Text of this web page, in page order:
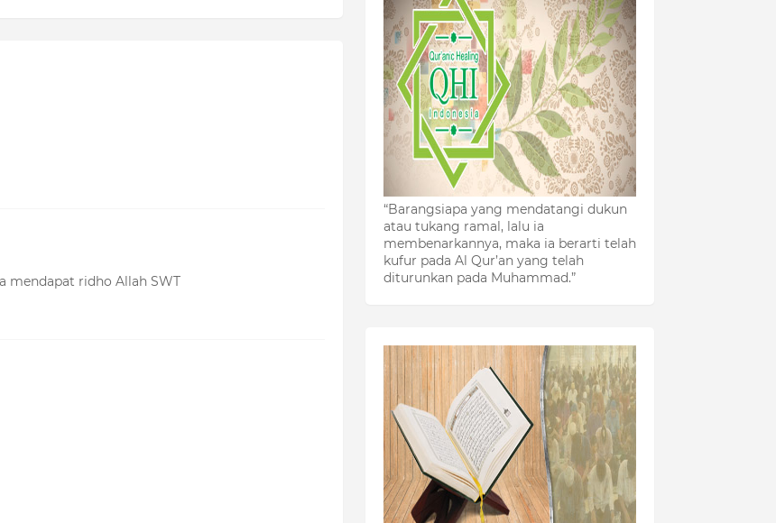
mendapat ridho Allah SWT
“Barangsiapa yang mendatangi dukun
atau tukang ramal, lalu ia
membenarkannya, maka ia berarti telah
kufur pada Al Qur’an yang telah
diturunkan pada Muhammad.”